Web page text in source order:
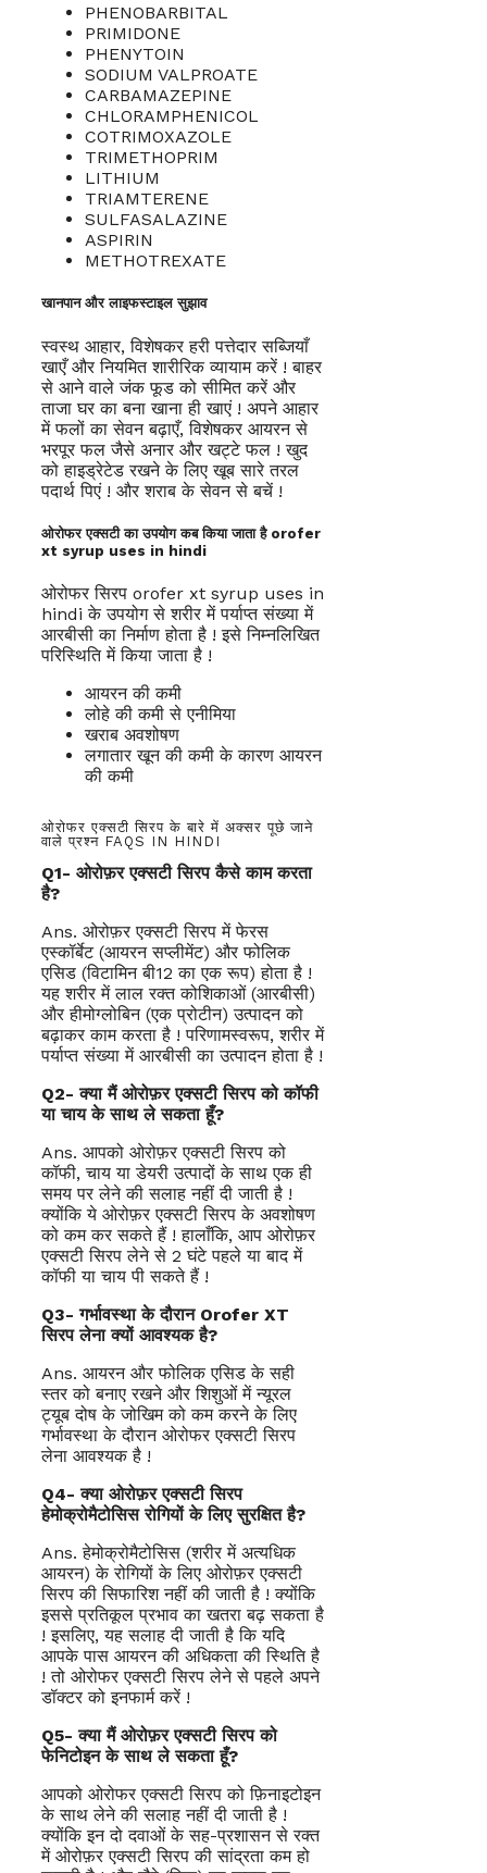
PHENOBARBITAL
PRIMIDONE
PHENYTOIN
SODIUM VALPROATE
CARBAMAZEPINE
CHLORAMPHENICOL
COTRIMOXAZOLE
TRIMETHOPRIM
LITHIUM
TRIAMTERENE
SULFASALAZINE
ASPIRIN
METHOTREXATE
खानपान और लाइफस्टाइल सुझाव
स्वस्थ आहार, विशेषकर हरी पत्तेदार सब्जियाँ
खाएँ और नियमित शारीरिक व्यायाम करें ! बाहर
से आने वाले जंक फूड को सीमित करें और
ताजा घर का बना खाना ही खाएं ! अपने आहार
में फलों का सेवन बढ़ाएँ, विशेषकर आयरन से
भरपूर फल जैसे अनार और खट्टे फल ! खुद
को हाइड्रेटेड रखने के लिए खूब सारे तरल
पदार्थ पिएं ! और शराब के सेवन से बचें !
ओरोफर एक्सटी का उपयोग कब किया जाता है orofer
xt syrup uses in hindi
ओरोफर सिरप orofer xt syrup uses in
hindi के उपयोग से शरीर में पर्याप्त संख्या में
आरबीसी का निर्माण होता है ! इसे निम्नलिखित
परिस्थिति में किया जाता है !
आयरन की कमी
लोहे की कमी से एनीमिया
खराब अवशोषण
लगातार खून की कमी के कारण आयरन
की कमी
ओरोफर एक्सटी सिरप के बारे में अक्सर पूछे जाने
वाले प्रश्न FAQS IN HINDI
Q1- ओरोफ़र एक्सटी सिरप कैसे काम करता
है?
Ans. ओरोफ़र एक्सटी सिरप में फेरस
एस्कॉर्बेट (आयरन सप्लीमेंट) और फोलिक
एसिड (विटामिन बी12 का एक रूप) होता है !
यह शरीर में लाल रक्त कोशिकाओं (आरबीसी)
और हीमोग्लोबिन (एक प्रोटीन) उत्पादन को
बढ़ाकर काम करता है ! परिणामस्वरूप, शरीर में
पर्याप्त संख्या में आरबीसी का उत्पादन होता है !
Q2- क्या मैं ओरोफ़र एक्सटी सिरप को कॉफी
या चाय के साथ ले सकता हूँ?
Ans. आपको ओरोफ़र एक्सटी सिरप को
कॉफी, चाय या डेयरी उत्पादों के साथ एक ही
समय पर लेने की सलाह नहीं दी जाती है !
क्योंकि ये ओरोफ़र एक्सटी सिरप के अवशोषण
को कम कर सकते हैं ! हालाँकि, आप ओरोफ़र
एक्सटी सिरप लेने से 2 घंटे पहले या बाद में
कॉफी या चाय पी सकते हैं !
Q3- गर्भावस्था के दौरान Orofer XT
सिरप लेना क्यों आवश्यक है?
Ans. आयरन और फोलिक एसिड के सही
स्तर को बनाए रखने और शिशुओं में न्यूरल
ट्यूब दोष के जोखिम को कम करने के लिए
गर्भावस्था के दौरान ओरोफर एक्सटी सिरप
लेना आवश्यक है !
Q4- क्या ओरोफ़र एक्सटी सिरप
हेमोक्रोमैटोसिस रोगियों के लिए सुरक्षित है?
Ans. हेमोक्रोमैटोसिस (शरीर में अत्यधिक
आयरन) के रोगियों के लिए ओरोफ़र एक्सटी
सिरप की सिफारिश नहीं की जाती है ! क्योंकि
इससे प्रतिकूल प्रभाव का खतरा बढ़ सकता है
! इसलिए, यह सलाह दी जाती है कि यदि
आपके पास आयरन की अधिकता की स्थिति है
! तो ओरोफर एक्सटी सिरप लेने से पहले अपने
डॉक्टर को इनफार्म करें !
Q5- क्या मैं ओरोफ़र एक्सटी सिरप को
फेनिटोइन के साथ ले सकता हूँ?
आपको ओरोफर एक्सटी सिरप को फ़िनाइटोइन
के साथ लेने की सलाह नहीं दी जाती है !
क्योंकि इन दो दवाओं के सह-प्रशासन से रक्त
में ओरोफ़र एक्सटी सिरप की सांद्रता कम हो